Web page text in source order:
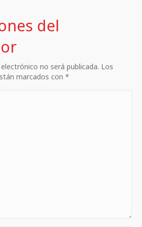
del
no será publicada. Los
marcados con *